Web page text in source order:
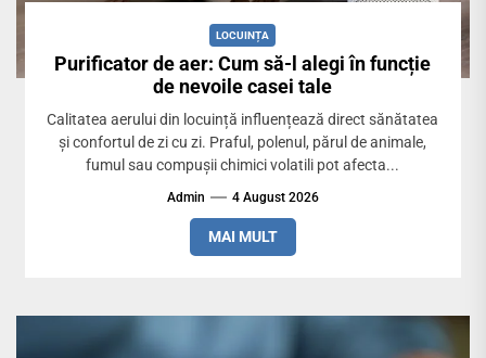
LOCUINȚA
Purificator de aer: Cum să-l alegi în funcție
de nevoile casei tale
Calitatea aerului din locuință influențează direct sănătatea
și confortul de zi cu zi. Praful, polenul, părul de animale,
fumul sau compușii chimici volatili pot afecta...
Admin 4 August 2026
MAI MULT